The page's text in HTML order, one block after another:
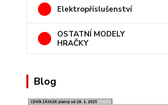
Elektropříslušenství
OSTATNÍ MODELY
HRAČKY
Blog